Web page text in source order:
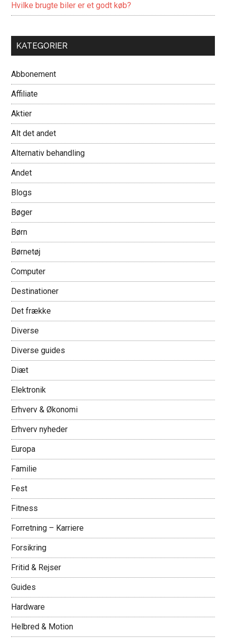
Hvilke brugte biler er et godt køb?
KATEGORIER
Abbonement
Affiliate
Aktier
Alt det andet
Alternativ behandling
Andet
Blogs
Bøger
Børn
Børnetøj
Computer
Destinationer
Det frække
Diverse
Diverse guides
Diæt
Elektronik
Erhverv & Økonomi
Erhverv nyheder
Europa
Familie
Fest
Fitness
Forretning – Karriere
Forsikring
Fritid & Rejser
Guides
Hardware
Helbred & Motion